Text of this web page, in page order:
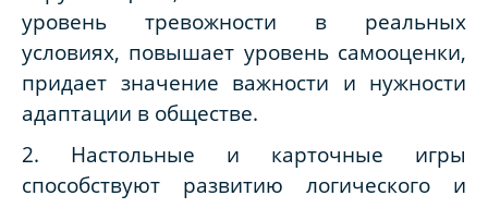
уровень тревожности в реальных
условиях, повышает уровень самооценки,
придает значение важности и нужности
адаптации в обществе.
2. Настольные и карточные игры
способствуют развитию логического и